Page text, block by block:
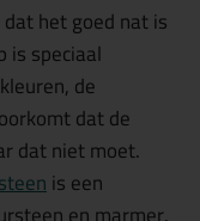
het goed nat is
is speciaal
de
dat de
dat niet moet.
is een